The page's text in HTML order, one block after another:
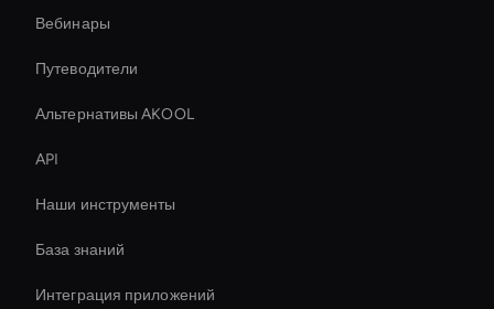
Вебинары
Путеводители
Альтернативы AKOOL
API
Наши инструменты
База знаний
Интеграция приложений